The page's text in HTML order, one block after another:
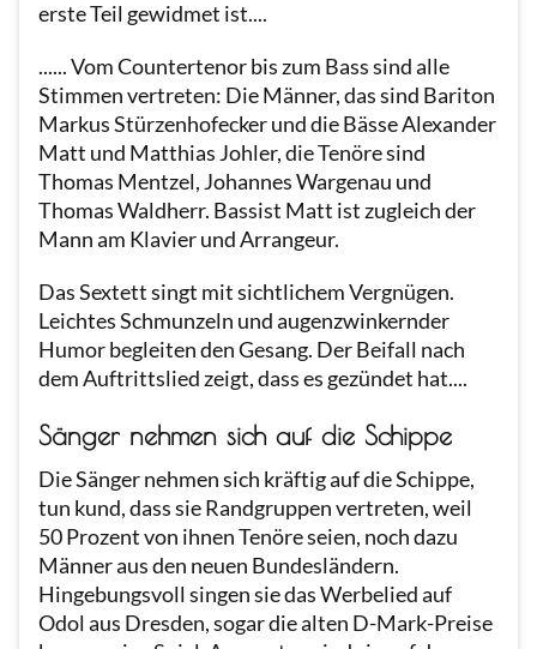
erste Teil gewidmet ist....
...... Vom Countertenor bis zum Bass sind alle
Stimmen vertreten: Die Männer, das sind Bariton
Markus Stürzenhofecker und die Bässe Alexander
Matt und Matthias Johler, die Tenöre sind
Thomas Mentzel, Johannes Wargenau und
Thomas Waldherr. Bassist Matt ist zugleich der
Mann am Klavier und Arrangeur.
Das Sextett singt mit sichtlichem Vergnügen.
Leichtes Schmunzeln und augenzwinkernder
Humor begleiten den Gesang. Der Beifall nach
dem Auftrittslied zeigt, dass es gezündet hat....
Sänger nehmen sich auf die Schippe
Die Sänger nehmen sich kräftig auf die Schippe,
tun kund, dass sie Randgruppen vertreten, weil
50 Prozent von ihnen Tenöre seien, noch dazu
Männer aus den neuen Bundesländern.
Hingebungsvoll singen sie das Werbelied auf
Odol aus Dresden, sogar die alten D-Mark-Preise